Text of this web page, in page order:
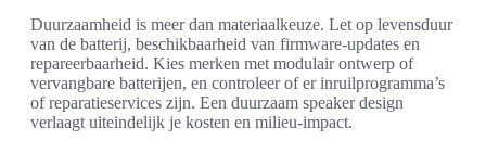
Duurzaamheid is meer dan materiaalkeuze. Let op levensduur
van de batterij, beschikbaarheid van firmware-updates en
repareerbaarheid. Kies merken met modulair ontwerp of
vervangbare batterijen, en controleer of er inruilprogramma’s
of reparatieservices zijn. Een duurzaam speaker design
verlaagt uiteindelijk je kosten en milieu-impact.